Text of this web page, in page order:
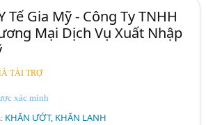
Tế Gia Mỹ - Công Ty TNHH
Mại Dịch Vụ Xuất Nhập
TÀI TRỢ
xác minh
KHĂN ƯỚT, KHĂN LẠNH